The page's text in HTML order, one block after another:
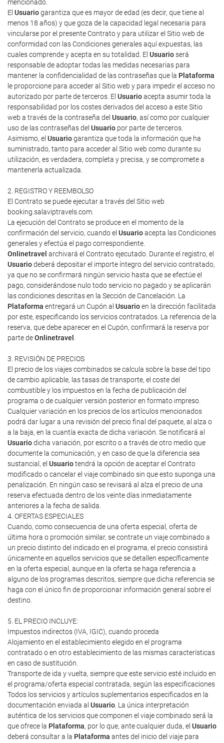
mencionado.
El Usuariogarantiza que es mayor de edad (es decir, que tiene al
menos 18 años) y que goza de la capacidad legal necesaria para
vincularse por el presente Contrato y para utilizar el Sitio web de
conformidad con las Condiciones generales aquí expuestas, las
cuales comprende y acepta en su totalidad. El Usuarioserá
responsable de adoptar todas las medidas necesarias para
mantener la confidencialidad de las contraseñas que la Plataforma
le proporcione para acceder al Sitio web y para impedir el acceso no
autorizado por parte de terceros. El Usuarioacepta asumir toda la
responsabilidad por los costes derivados del acceso a este Sitio
web a través de la contraseña del Usuario, así como por cualquier
uso de las contraseñas del Usuario por parte de terceros.
Asimismo, el Usuariogarantiza que toda la información que ha
suministrado, tanto para acceder al Sitio web como durante su
utilización, es verdadera, completa y precisa, y se compromete a
mantenerla actualizada.
2. REGISTRO Y REEMBOLSO
El Contrato se puede ejecutar a través del Sitio web
booking.salaviptravels.com.
La ejecución del Contrato se produce en el momento de la
confirmación del servicio, cuando el Usuarioacepta las Condiciones
generales y efectúa el pago correspondiente.
Onlinetravel archivará el Contrato ejecutado. Durante el registro, el
Usuariodeberá depositar el importe íntegro del servicio contratado,
ya que no se confirmará ningún servicio hasta que se efectúe el
pago, considerándose nulo todo servicio no pagado y se aplicarán
las condiciones descritas en la Sección de Cancelación. La
Plataforma entregará un Cupón al Usuarioen la dirección facilitada
por este, especificando los servicios contratados. La referencia de la
reserva, que debe aparecer en el Cupón, confirmará la reserva por
parte deOnlinetravel
3. REVISIÓN DE PRECIOS
El precio de los viajes combinados se calcula sobre la base del tipo
de cambio aplicable, las tasas de transporte, el coste del
combustible y los impuestos en la fecha de publicación del
programa o de cualquier versión posterior en formato impreso.
Cualquier variación en los precios de los artículos mencionados
podrá dar lugar a una revisión del precio final del paquete, al alza o
a la baja, en la cuantía exacta de dicha variación. Se notificará al
Usuariodicha variación, por escrito o a través de otro medio que
documente la comunicación, y en caso de que la diferencia sea
sustancial, el Usuariotendrá la opción de aceptar el Contrato
modificado o cancelar el viaje combinado sin que esto suponga una
penalización. En ningún caso se revisará al alza el precio de una
reserva efectuada dentro de los veinte días inmediatamente
anteriores a la fecha de salida.
4. OFERTAS ESPECIALES
Cuando, como consecuencia de una oferta especial, oferta de
última hora o promoción similar, se contrate un viaje combinado a
un precio distinto del indicado en el programa, el precio consistirá
únicamente en aquellos servicios que se detallen específicamente
en la oferta especial, aunque en la oferta se haga referencia a
alguno de los programas descritos, siempre que dicha referencia se
haga con el único fin de proporcionar información general sobre el
destino.
5. EL PRECIO INCLUYE:
Impuestos indirectos (IVA, IGIC), cuando proceda
Alojamiento en el establecimiento elegido en el programa
contratado o en otro establecimiento de las mismas características
en caso de sustitución.
Transporte de ida y vuelta, siempre que este servicio esté incluido en
el programa/oferta especial contratada, según las especificaciones
Todos los servicios y artículos suplementarios especificados en la
documentación enviada al Usuario . La única interpretación
auténtica de los servicios que componen el viaje combinado será la
que ofrece la Plataforma, por lo que, ante cualquier duda, el Usuario
deberá consultar a la Plataforma antes del inicio del viaje para